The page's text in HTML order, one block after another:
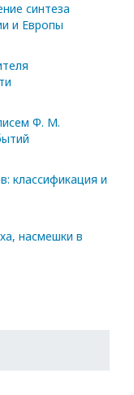
синтеза
и Европы
Ф. М.
классификация и
насмешки в